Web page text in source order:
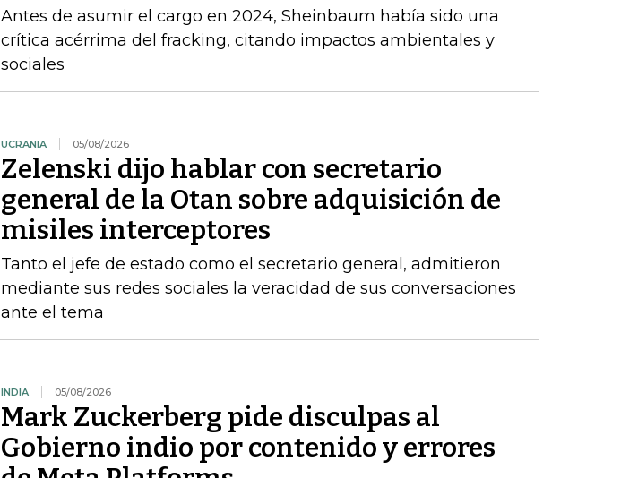
Antes de asumir el cargo en 2024, Sheinbaum había sido una
crítica acérrima del fracking, citando impactos ambientales y
sociales
UCRANIA 05/08/2026
Zelenski dijo hablar con secretario
general de la Otan sobre adquisición de
misiles interceptores
Tanto el jefe de estado como el secretario general, admitieron
mediante sus redes sociales la veracidad de sus conversaciones
ante el tema
INDIA 05/08/2026
Mark Zuckerberg pide disculpas al
Gobierno indio por contenido y errores